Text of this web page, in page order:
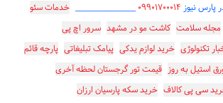
پارس نیوز ۰۹۹۰۱۷۰۰۰۱۴_________________ خدمات سئو
مجله سلامت کاشت مو در مشهد سرور اچ پی
تکنولوژی خرید لوازم یدکی پیامک تبلیغاتی پارچه قائم
استیل به روز قیمت تور گرجستان لحظه آخری
سی پی کالاف خرید سکه پارسیان ارزان